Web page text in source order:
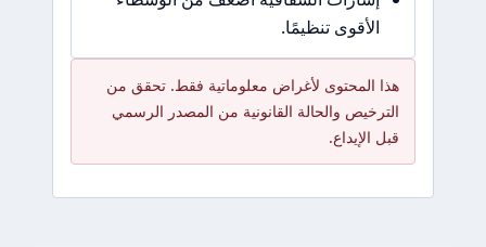
الأقوى تنظيمًا.
هذا المحتوى لأغراض معلوماتية فقط. تحقق من
الترخيص والحالة القانونية من المصدر الرسمي
قبل الإيداع.